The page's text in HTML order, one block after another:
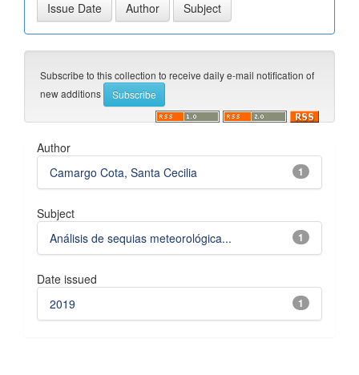
Subscribe to this collection to receive daily e-mail notification of
new additions
Author
1
Camargo Cota, Santa Cecilia
Subject
1
Análisis de sequias meteorológica...
Date issued
1
2019